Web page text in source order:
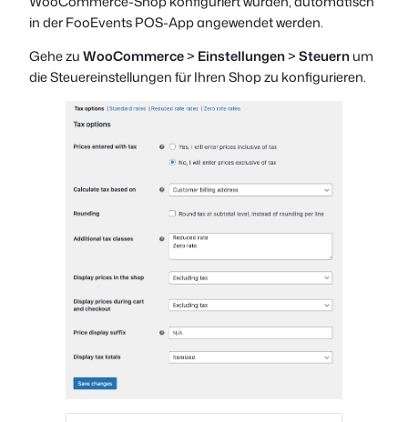
in der FooEvents POS-App angewendet werden.
Gehe zuWooCommerce> Einstellungen>Steuernum
die Steuereinstellungen für Ihren Shop zu konfigurieren.